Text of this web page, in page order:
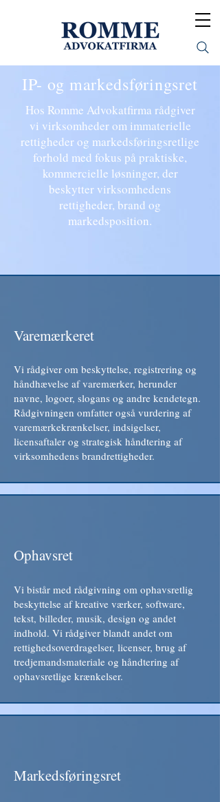
IP- og markedsføringsret
Hos Romme Advokatfirma rådgiver
vi virksomheder om immaterielle
rettigheder og markedsføringsretlige
forhold med fokus på praktiske,
kommercielle løsninger, der
beskytter virksomhedens
rettigheder, brand og
markedsposition.
Varemærkeret
Vi rådgiver om beskyttelse, registrering og
håndhævelse af varemærker, herunder
navne, logoer, slogans og andre kendetegn.
Rådgivningen omfatter også vurdering af
varemærkekrænkelser, indsigelser,
licensaftaler og strategisk håndtering af
virksomhedens brandrettigheder.
Ophavsret
Vi bistår med rådgivning om ophavsretlig
beskyttelse af kreative værker, software,
tekst, billeder, musik, design og andet
indhold. Vi rådgiver blandt andet om
rettighedsoverdragelser, licenser, brug af
tredjemandsmateriale og håndtering af
ophavsretlige krænkelser.
Markedsføringsret